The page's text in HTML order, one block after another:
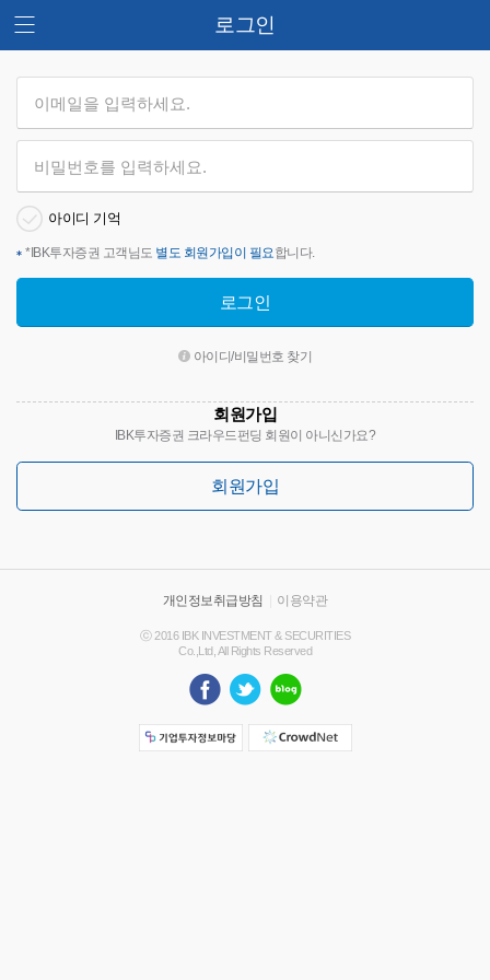
로그인
아이디 기억
*IBK투자증권 고객님도 별도 회원가입이 필요합니다.
로그인
아이디/비밀번호 찾기
회원가입
IBK투자증권 크라우드펀딩 회원이 아니신가요?
회원가입
개인정보취급방침 이용약관
ⓒ 2016 IBK INVESTMENT & SECURITIES
Co.,Ltd, All Rights Reserved